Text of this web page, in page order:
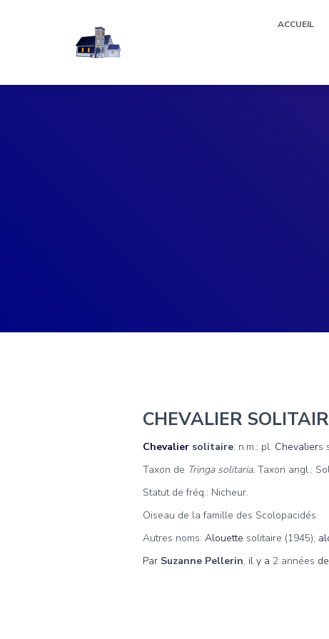
ACCUEIL
CHEVALIER
Chevaliersolitaire: n.m.; pl. Chevaliers
Taxon de Tringa solitaria. Taxon angl.:
Statut de fréq.: Nicheur.
Oiseau de la famille des Scolopacidés.
Autres noms: Alouette solitaire (1945);
Par Suzanne Pellerin, il y a 2 années